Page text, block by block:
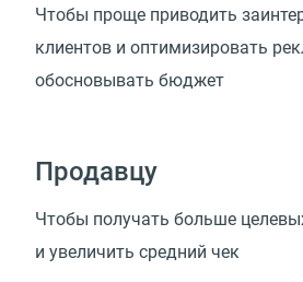
Чтобы проще приводить
клиентов и оптимизировать
обосновывать бюджет
Продавцу
Чтобы получать больше
и увеличить средний чек